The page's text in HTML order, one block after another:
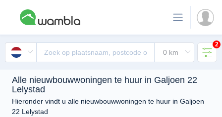
2
Alle nieuwbouwwoningen te huur in Galjoen 22
Lelystad
Hieronder vindt u alle nieuwbouwwoningen te huur in Galjoen
22 Lelystad